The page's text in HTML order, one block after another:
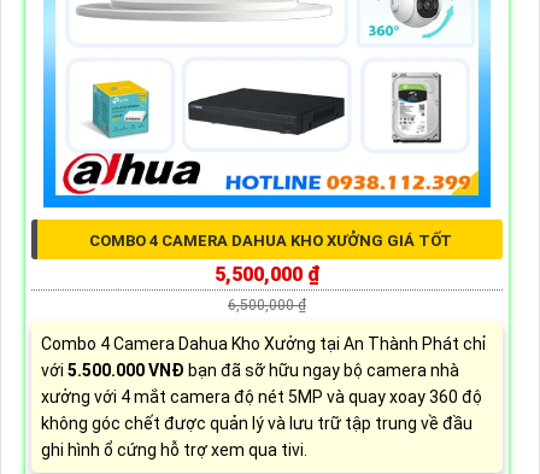
COMBO 4 CAMERA DAHUA KHO XƯỞNG GIÁ TỐT
5,500,000 ₫
6,500,000 ₫
Combo 4 Camera Dahua Kho Xưởng tại An Thành Phát chỉ
với 5.500.000 VNĐ bạn đã sỡ hữu ngay bộ camera nhà
xưởng với 4 mắt camera độ nét 5MP và quay xoay 360 độ
không góc chết được quản lý và lưu trữ tập trung về đầu
ghi hình ổ cứng hỗ trợ xem qua tivi.